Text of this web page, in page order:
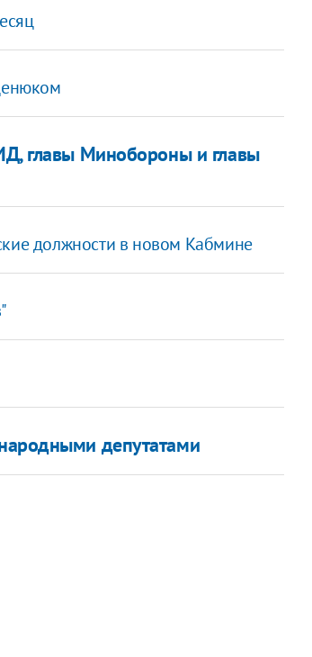
главы Минобороны и главы
должности в новом Кабмине
депутатами